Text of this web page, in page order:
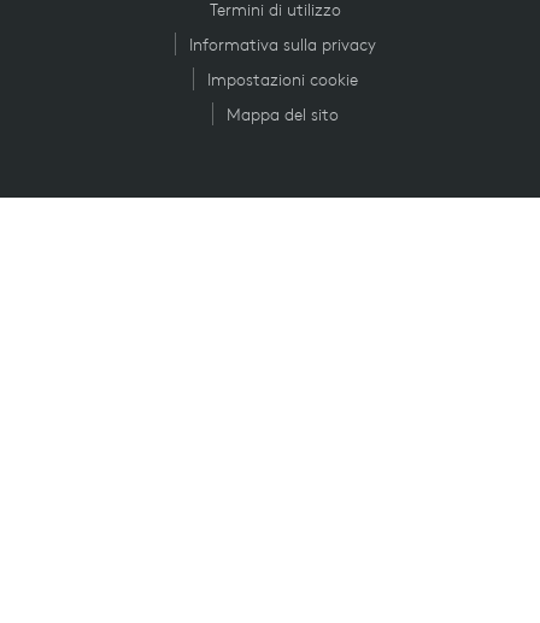
Termini di utilizzo
Informativa sulla privacy
Impostazioni cookie
Mappa del sito